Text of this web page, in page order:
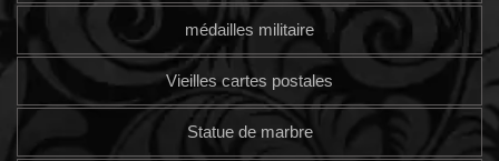
médailles militaire
Vieilles cartes postales
Statue de marbre